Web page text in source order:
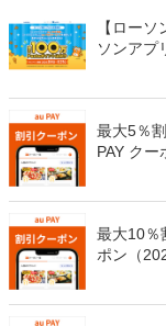
【ロー
ソンアプ
最大5％
PAY クー
最大10％
ポン（